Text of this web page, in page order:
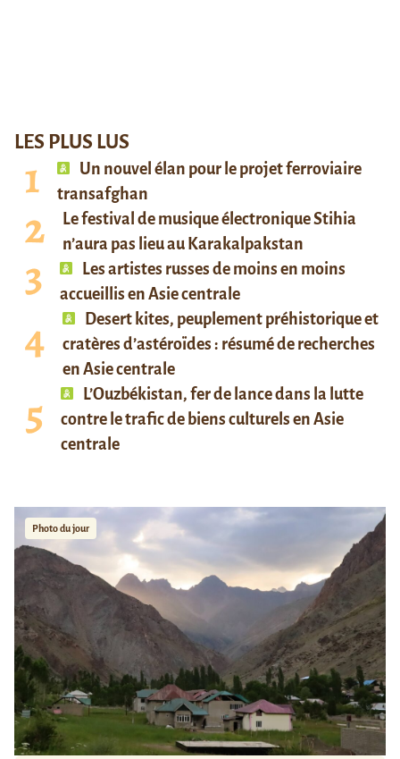
LES PLUS LUS
Un nouvel élan pour le projet ferroviaire
transafghan
Le festival de musique électronique Stihia
n’aura pas lieu au Karakalpakstan
Les artistes russes de moins en moins
accueillis en Asie centrale
Desert kites, peuplement préhistorique et
cratères d’astéroïdes : résumé de recherches
en Asie centrale
L’Ouzbékistan, fer de lance dans la lutte
contre le trafic de biens culturels en Asie
centrale
Photo du jour